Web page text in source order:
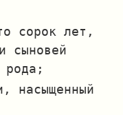
сорок лет,
сыновей
рода;
насыщенный